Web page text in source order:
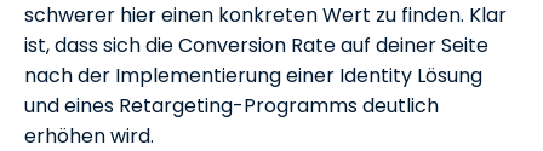
schwerer hier einen konkreten Wert zu finden. Klar
ist, dass sich die Conversion Rate auf deiner Seite
nach der Implementierung einer Identity Lösung
und eines Retargeting-Programms deutlich
erhöhen wird.